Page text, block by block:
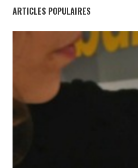
ARTICLES POPULAIRES